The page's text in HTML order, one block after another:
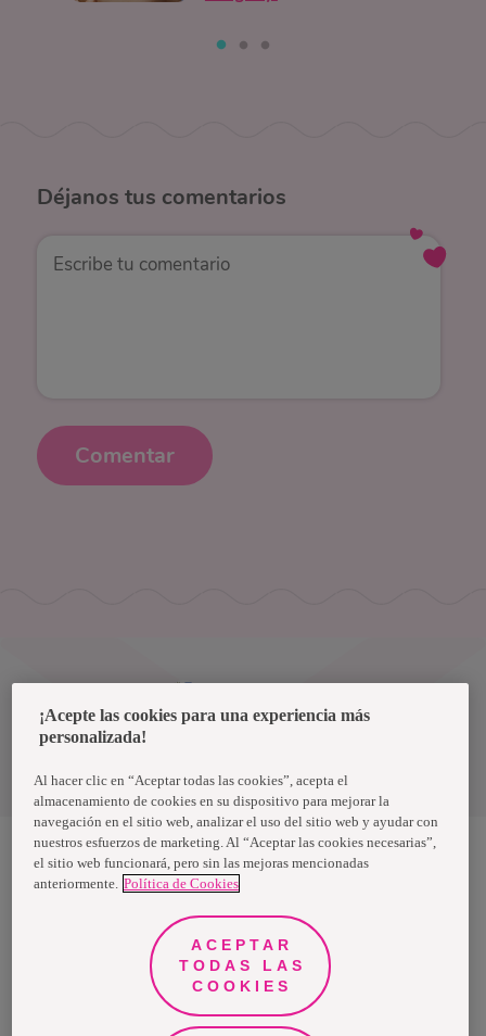
Déjanos tus comentarios
Comentar
Términos y condiciones
Nosotras, una marca de Essity - una compañía global líder en
mundo, utilizan nuestros productos, servicios y soluciones. Nuestro
propósito es romper barreras por el bienestar en beneficio de
consumidores, pacientes, cuidadores, clientes y la sociedad en
general. Vendemos en aproximadamente 150 países bajo las
principales marcas globales TENA y Tork, así como otras marcas
como Actimove, Cutimed, JOBST, Knix, Leukoplast, Libero, Libresse,
Lotus, Modibodi, Nosotras, Saba, Tempo, TOM Organic y Zewa. En
2024, Essity tuvo ventas de aproximadamente 13 mil millones de
¡Acepte las cookies para una experiencia más
personalizada!
Al hacer clic en “Aceptar todas las cookies”, acepta el
almacenamiento de cookies en su dispositivo para mejorar la
navegación en el sitio web, analizar el uso del sitio web y ayudar con
nuestros esfuerzos de marketing. Al “Aceptar las cookies necesarias”,
el sitio web funcionará, pero sin las mejoras mencionadas
anteriormente. Política de Cookies
ACEPTAR
TODAS LAS
COOKIES